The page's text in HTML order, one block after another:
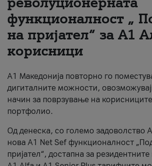
За нас
#ПодобарОнлајн
функционалност „
на пријател“ за А1
корисници
А1 Македонија повторно го
дигиталните можности,
начин за поврзување на
портфолио.
Од денеска, со големо задоволство
нова A1 Net Sef функционалност
пријател“, достапна за